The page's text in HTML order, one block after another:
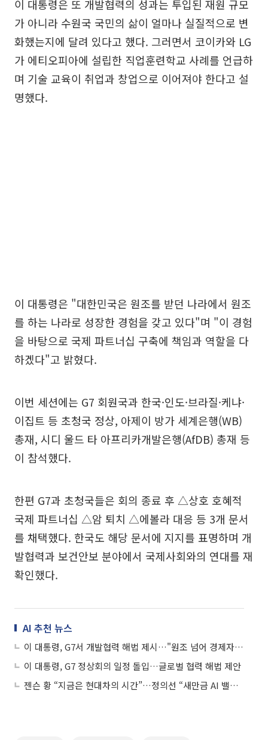
이 대통령은 또 개발협력의 성과는 투입된 재원 규모
가 아니라 수원국 국민의 삶이 얼마나 실질적으로 변
화했는지에 달려 있다고 했다. 그러면서 코이카와 LG
가 에티오피아에 설립한 직업훈련학교 사례를 언급하
며 기술 교육이 취업과 창업으로 이어져야 한다고 설
명했다.
이 대통령은 "대한민국은 원조를 받던 나라에서 원조
를 하는 나라로 성장한 경험을 갖고 있다"며 "이 경험
을 바탕으로 국제 파트너십 구축에 책임과 역할을 다
하겠다"고 밝혔다.
이번 세션에는 G7 회원국과 한국·인도·브라질·케냐·
이집트 등 초청국 정상, 아제이 방가 세계은행(WB)
총재, 시디 울드 타 아프리카개발은행(AfDB) 총재 등
이 참석했다.
한편 G7과 초청국들은 회의 종료 후 △상호 호혜적
국제 파트너십 △암 퇴치 △에볼라 대응 등 3개 문서
를 채택했다. 한국도 해당 문서에 지지를 표명하며 개
발협력과 보건안보 분야에서 국제사회와의 연대를 재
확인했다.
AI 추천 뉴스
이 대통령, G7서 개발협력 해법 제시…"원조 넘어 경제자립 지원"
이 대통령, G7 정상회의 일정 돌입…글로벌 협력 해법 제안
젠슨 황 “지금은 현대차의 시간”…정의선 “새만금 AI 밸리 참여 제안”